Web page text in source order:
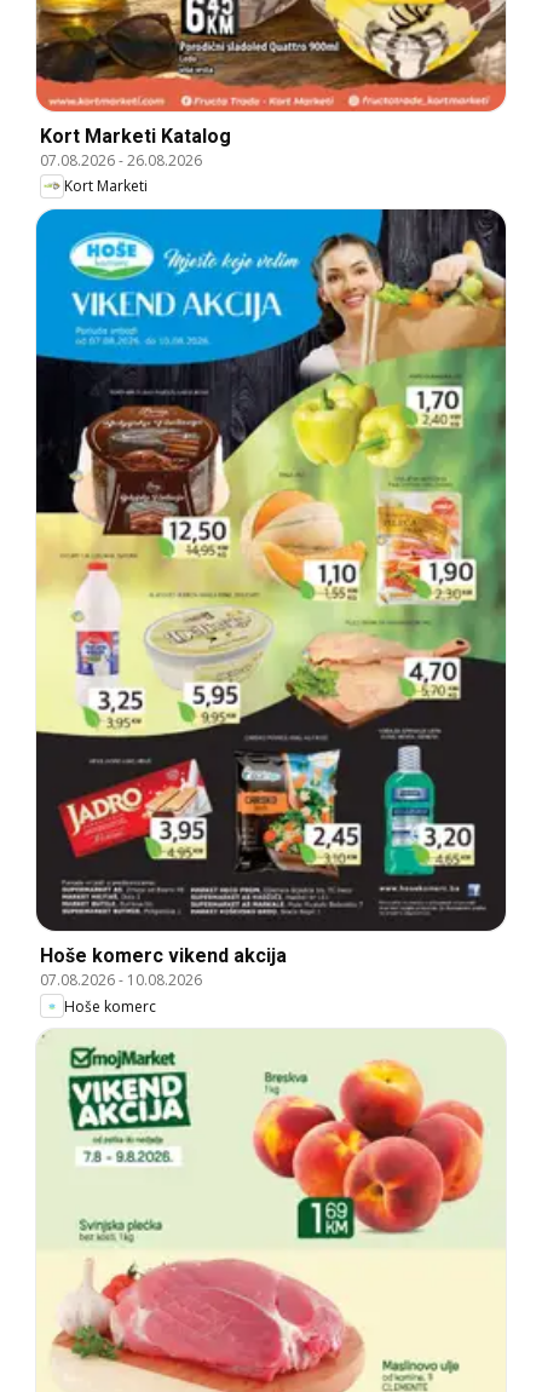
Kort Marketi Katalog
07.08.2026-26.08.2026
Kort Marketi
Hoše komerc vikend akcija
07.08.2026- 10.08.2026
Hoše komerc